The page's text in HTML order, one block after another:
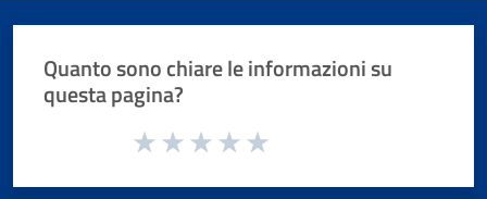
Quanto sono chiare le informazioni su
questa pagina?
Valuta da 1 a 5 stelle la pagina